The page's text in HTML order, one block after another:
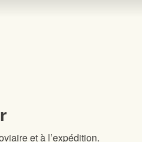
et à l’expédition.